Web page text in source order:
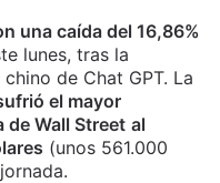
una caída del 16,86%
lunes, tras la
de Chat GPT. La
el mayor
Wall Street al
(unos 561.000